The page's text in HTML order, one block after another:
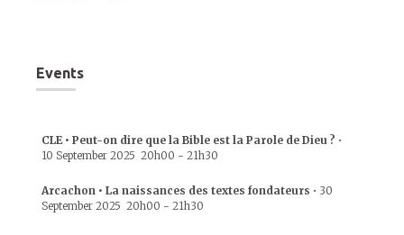
Events
CLE • Peut-on dire que la Bible est la Parole de Dieu ? •
10 September 2025 20h00 - 21h30
Arcachon • La naissances des textes fondateurs • 30
September 2025 20h00 - 21h30